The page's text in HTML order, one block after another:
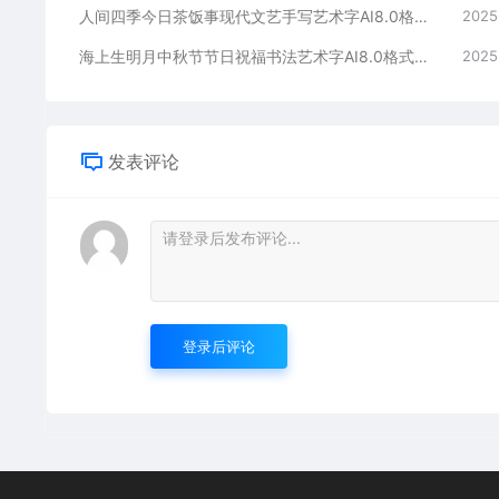
人间四季今日茶饭事现代文艺手写艺术字AI8.0格式激光打标文件通用矢量图
海上生明月中秋节节日祝福书法艺术字AI8.0格式激光打标文件通用矢量图
发表评论
登录后评论